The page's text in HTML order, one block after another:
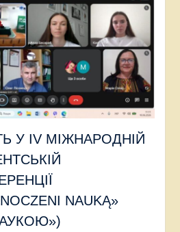
У IV МІЖНАРОДНІЙ
NAUKĄ»